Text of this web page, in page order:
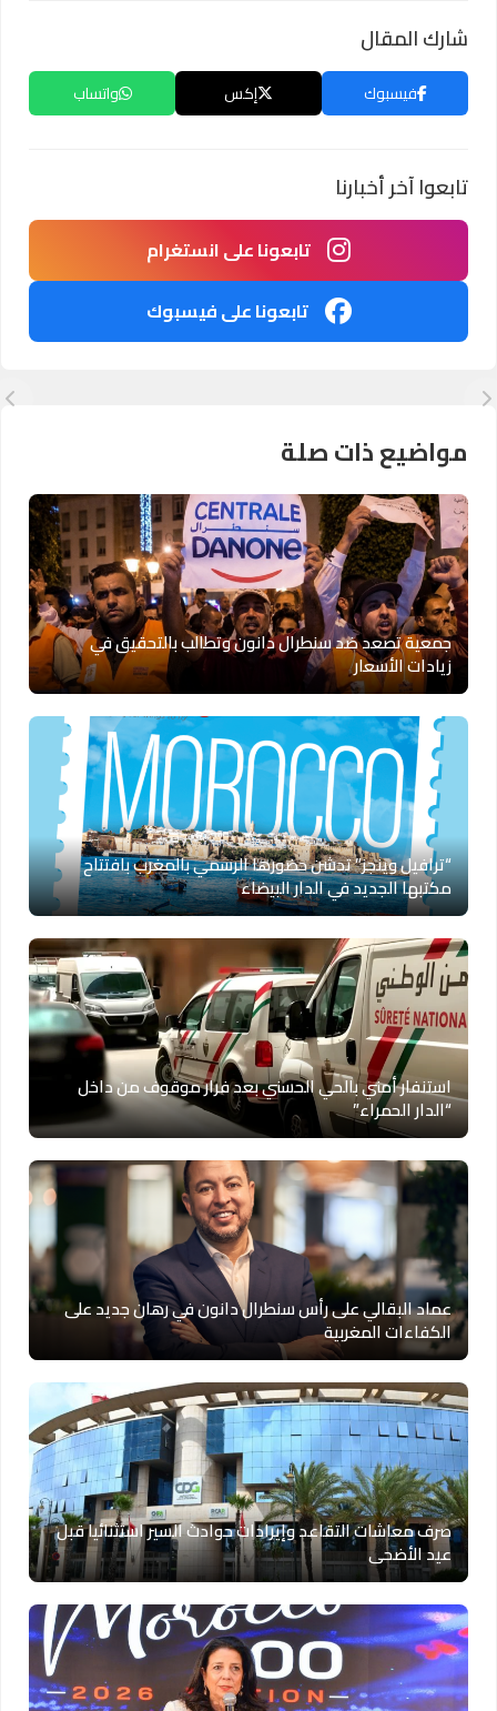
شارك المقال
فيسبوك إكس واتساب
تابعوا آخر أخبارنا
تابعونا على انستغرام
تابعونا على فيسبوك
مواضيع ذات صلة
جمعية تصعد ضد سنطرال دانون وتطالب بالتحقيق في
زيادات الأسعار
“ترافيل وينجز” تدشن حضورها الرسمي بالمغرب بافتتاح
مكتبها الجديد في الدار البيضاء
استنفار أمني بالحي الحسني بعد فرار موقوف من داخل
“الدار الحمراء”
عماد البقالي على رأس سنطرال دانون في رهان جديد على
الكفاءات المغربية
صرف معاشات التقاعد وإيرادات حوادث السير استثنائيا قبل
عيد الأضحى